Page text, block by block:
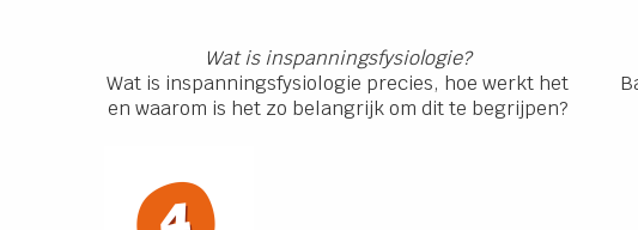
Wat is inspanningsfysiologie?
Wat is inspanningsfysiologie precies, hoe werkt het
en waarom is het zo belangrijk om dit te begrijpen?